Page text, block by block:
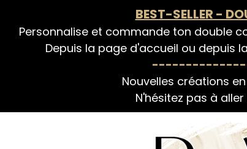
BEST-SELLER -
Personnalise et commande ton double
Depuis la page d'accueil ou depuis
Nouvelles créations
N'hésitez pas à